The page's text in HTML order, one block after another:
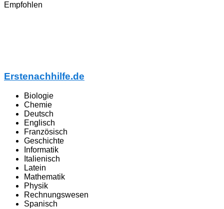
Empfohlen
Erstenachhilfe.de
Biologie
Chemie
Deutsch
Englisch
Französisch
Geschichte
Informatik
Italienisch
Latein
Mathematik
Physik
Rechnungswesen
Spanisch